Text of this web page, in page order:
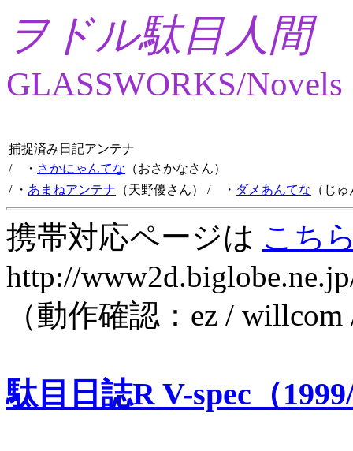
ヲドル駄目人間
GLASSWORKS/Novels
捕捉済み日記アンテナ
/ ・ さかにゃんてな （おさかなさん）
/ ・ あまねアンテナ （天野優さん） / ・ ダメあんてな （じ
携帯対応ページは こち
http://
（動作確認：ez /
駄目日誌R V-spec（